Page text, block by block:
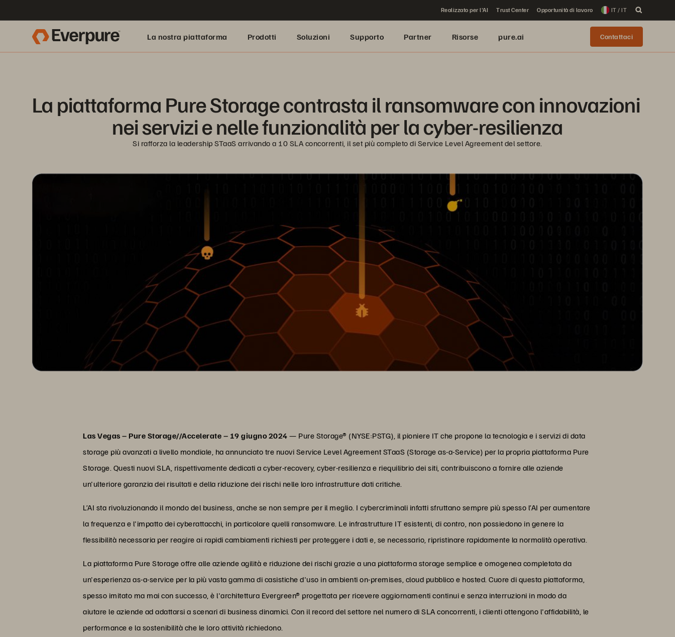
Realizzato per l'AI Trust Center Opportunità di lavoro IT / IT
La nostra piattaforma Prodotti Soluzioni Supporto Partner Risorse pure.ai Contattaci
La piattaforma Pure Storage contrasta il ransomware con innovazioni
nei servizi e nelle funzionalità per la cyber-resilienza
Si rafforza la leadership STaaS arrivando a 10 SLA concorrenti, il set più completo di Service Level Agreement del settore.
Las Vegas – Pure Storage//Accelerate – 19 giugno 2024 — Pure Storage® (NYSE:PSTG), il pioniere IT che propone la tecnologia e i servizi di data
storage più avanzati a livello mondiale, ha annunciato tre nuovi Service Level Agreement STaaS (Storage as-a-Service) per la propria piattaforma Pure
Storage. Questi nuovi SLA, rispettivamente dedicati a cyber-recovery, cyber-resilienza e riequilibrio dei siti, contribuiscono a fornire alle aziende
un'ulteriore garanzia dei risultati e della riduzione dei rischi nelle loro infrastrutture dati critiche.
L’AI sta rivoluzionando il mondo del business, anche se non sempre per il meglio. I cybercriminali infatti sfruttano sempre più spesso l’AI per aumentare
la frequenza e l'impatto dei cyberattacchi, in particolare quelli ransomware. Le infrastrutture IT esistenti, di contro, non possiedono in genere la
flessibilità necessaria per reagire ai rapidi cambiamenti richiesti per proteggere i dati e, se necessario, ripristinare rapidamente la normalità operativa.
La piattaforma Pure Storage offre alle aziende agilità e riduzione dei rischi grazie a una piattaforma storage semplice e omogenea completata da
un'esperienza as-a-service per la più vasta gamma di casistiche d'uso in ambienti on-premises, cloud pubblico e hosted. Cuore di questa piattaforma,
spesso imitato ma mai con successo, è l'architettura Evergreen® progettata per ricevere aggiornamenti continui e senza interruzioni in modo da
aiutare le aziende ad adattarsi a scenari di business dinamici. Con il record del settore nel numero di SLA concorrenti, i clienti ottengono l'affidabilità, le
performance e la sostenibilità che le loro attività richiedono.